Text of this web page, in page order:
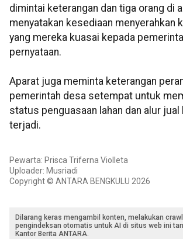
dimintai keterangan dan tiga orang di
menyatakan kesediaan menyerahkan
yang mereka kuasai kepada
pernyataan.
Aparat juga meminta keterangan
pemerintah desa setempat untuk
status penguasaan lahan dan alur jual
terjadi.
Pewarta: Prisca Triferna Violleta
Uploader: Musriadi
Copyright © ANTARA BENGKULU 2026
Dilarang keras mengambil konten, melakukan
pengindeksan otomatis untuk AI di situs web ini
Kantor Berita ANTARA.